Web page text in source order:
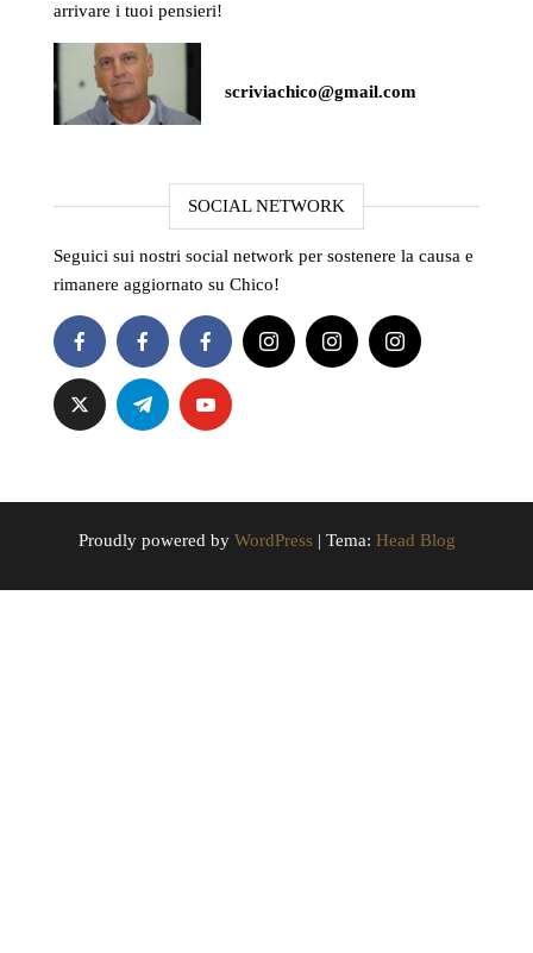
arrivare i tuoi pensieri!
scriviachico@gmail.com
SOCIAL NETWORK
Seguici sui nostri social network per sostenere la causa e
rimanere aggiornato su Chico!
Proudly powered by WordPress | Tema: Head Blog